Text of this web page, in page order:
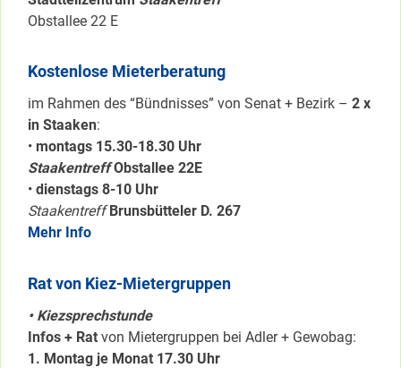
Obstallee 22 E
Kostenlose Mieterberatung
im Rahmen des “Bündnisses” von Senat + Bezirk – 2 x
in Staaken:
• montags 15.30-18.30 Uhr
Staakentreff Obstallee 22E
• dienstags 8-10 Uhr
Staakentreff Brunsbütteler D. 267
Mehr Info
Rat von Kiez-Mietergruppen
• Kiezsprechstunde
Infos + Rat von Mietergruppen bei Adler + Gewobag:
1. Montag je Monat 17.30 Uhr